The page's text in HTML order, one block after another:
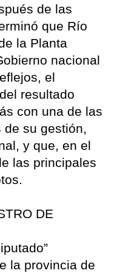
de las
que Río
la Planta
nacional
el
resultado
con una de las
su gestión,
y que, en el
las principales
DE
la provincia de